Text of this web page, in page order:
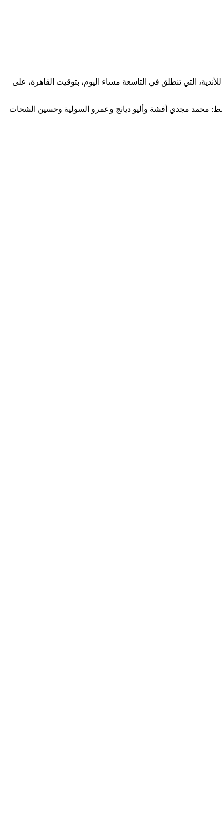
التي تنطلق في التاسعة مساء اليوم، بتوقيت القاهرة، على
محمد مجدي أفشة وأليو ديانج وعمرو السولية وحسين الشحات